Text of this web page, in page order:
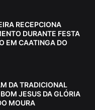
RECEPCIONA
DURANTE FESTA
EM CAATINGA DO
DA TRADICIONAL
JESUS DA GLÓRIA
MOURA